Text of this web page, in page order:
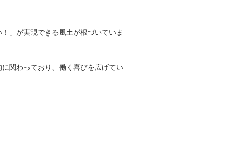
」が実現できる風土が根づいていま
関わっており、働く喜びを広げてい